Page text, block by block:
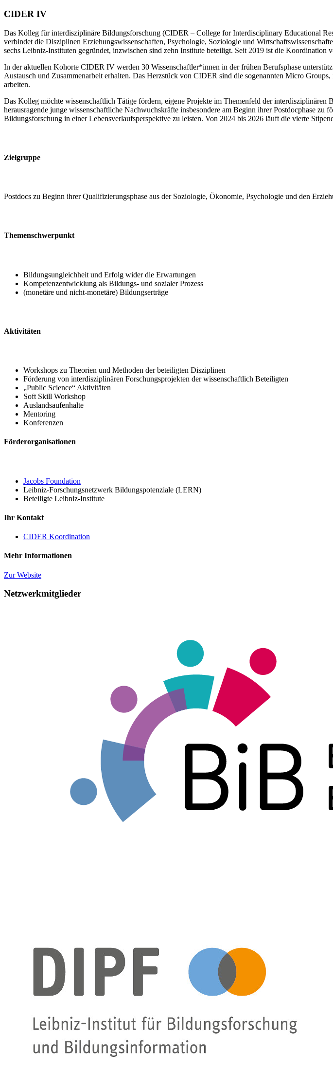
CIDER IV
Das Kolleg für interdisziplinäre Bildungsforschung (CIDER – College for Interdisciplinary Educational
verbindet die Disziplinen Erziehungswissenschaften, Psychologie, Soziologie und
sechs Leibniz-Instituten gegründet, inzwischen sind zehn Institute beteiligt. Seit 2019 ist die Koordination
In der aktuellen Kohorte CIDER IV werden 30 Wissenschaftler*innen in der frühen Berufsphase
Austausch und Zusammenarbeit erhalten. Das Herzstück von CIDER sind die sogenannten Micro
arbeiten.
Das Kolleg möchte wissenschaftlich Tätige fördern, eigene Projekte im Themenfeld der
herausragende junge wissenschaftliche Nachwuchskräfte insbesondere am Beginn ihrer Postdocphase
Bildungsforschung in einer Lebensverlaufsperspektive zu leisten. Von 2024 bis 2026 läuft die vierte
Zielgruppe
Postdocs zu Beginn ihrer Qualifizierungsphase aus der Soziologie, Ökonomie, Psychologie und den
Themenschwerpunkt
Bildungsungleichheit und Erfolg wider die Erwartungen
Kompetenzentwicklung als Bildungs- und sozialer Prozess
(monetäre und nicht-monetäre) Bildungserträge
Aktivitäten
Workshops zu Theorien und Methoden der beteiligten Disziplinen
Förderung von interdisziplinären Forschungsprojekten der wissenschaftlich Beteiligten
„Public Science“ Aktivitäten
Soft Skill Workshop
Auslandsaufenhalte
Mentoring
Konferenzen
Förderorganisationen
Jacobs Foundation
Leibniz-Forschungsnetzwerk Bildungspotenziale (LERN)
Beteiligte Leibniz-Institute
Ihr Kontakt
CIDER Koordination
Mehr Informationen
Zur Website
Netzwerkmitglieder